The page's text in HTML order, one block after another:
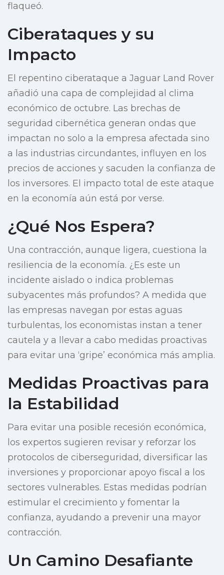
flaqueó.
Ciberataques y su
Impacto
El repentino ciberataque a Jaguar Land Rover
añadió una capa de complejidad al clima
económico de octubre. Las brechas de
seguridad cibernética generan ondas que
impactan no solo a la empresa afectada sino
a las industrias circundantes, influyen en los
precios de acciones y sacuden la confianza de
los inversores. El impacto total de este ataque
en la economía aún está por verse.
¿Qué Nos Espera?
Una contracción, aunque ligera, cuestiona la
resiliencia de la economía. ¿Es este un
incidente aislado o indica problemas
subyacentes más profundos? A medida que
las empresas navegan por estas aguas
turbulentas, los economistas instan a tener
cautela y a llevar a cabo medidas proactivas
para evitar una ‘gripe’ económica más amplia.
Medidas Proactivas para
la Estabilidad
Para evitar una posible recesión económica,
los expertos sugieren revisar y reforzar los
protocolos de ciberseguridad, diversificar las
inversiones y proporcionar apoyo fiscal a los
sectores vulnerables. Estas medidas podrían
estimular el crecimiento y fomentar la
confianza, ayudando a prevenir una mayor
contracción.
Un Camino Desafiante